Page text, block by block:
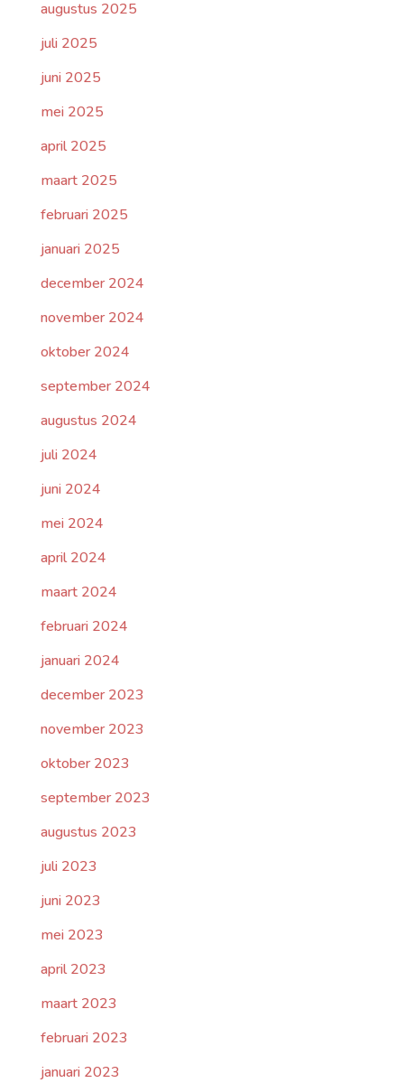
augustus 2025
juli 2025
juni 2025
mei 2025
april 2025
maart 2025
februari 2025
januari 2025
december 2024
november 2024
oktober 2024
september 2024
augustus 2024
juli 2024
juni 2024
mei 2024
april 2024
maart 2024
februari 2024
januari 2024
december 2023
november 2023
oktober 2023
september 2023
augustus 2023
juli 2023
juni 2023
mei 2023
april 2023
maart 2023
februari 2023
januari 2023